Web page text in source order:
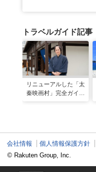
トラベルガイド記事
リニューアルした「太
秦映画村」完全ガイ
会社情報 個人情報保護方針
© Rakuten Group, Inc.